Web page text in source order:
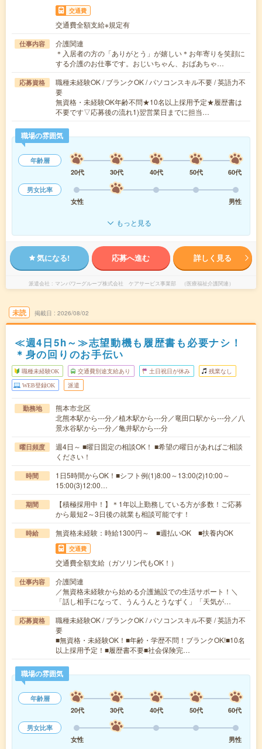
交通費
交通費全額支給※規定有
仕事内容
介護関連
＊入居者の方の「ありがとう」が嬉しい＊お年寄りを笑顔に
する介護のお仕事です。おじいちゃん、おばあちゃ…
応募資格
職種未経験OK / ブランクOK / パソコンスキル不要 / 英語力不
要
無資格・未経験OK年齢不問★10名以上採用予定★履歴書は
不要です▽応募後の流れ1)翌営業日までに担当…
職場の雰囲気
年齢層
20代
30代 40代 50代
60代
男女比率
女性
男性
もっと見る
気になる! 応募へ進む 詳しく見る
派遣会社 マンパワーグループ株式会社 ケアサービス事業部 （医療福祉介護関連）
未読 掲載日 2026/08/02
≪週4日5h～≫志望動機も履歴書も必要ナシ！
＊身の回りのお手伝い
職種未経験OK 交通費別途支給あり 土日祝日が休み 残業なし
WEB登録OK 派遣
勤務地
熊本市北区
北熊本駅から---分／植木駅から---分／竜田口駅から---分／八
景水谷駅から---分／亀井駅から---分
曜日頻度
週4日～ ■曜日固定の相談OK！ ■希望の曜日があればご相談
ください！
時間
1日5時間からOK！■シフト例(1)8:00～13:00(2)10:00～
15:00(3)12:00…
期間
【積極採用中！】＊1年以上勤務している方が多数！ご応募
から最短2～3日後の就業も相談可能です！
時給 無資格未経験：時給1300円～ ■週払いOK ■扶養内OK
交通費
交通費全額支給（ガソリン代もOK！）
仕事内容
介護関連
／無資格未経験から始める介護施設での生活サポート！＼
「話し相手になって、うんうんとうなずく」「天気が…
応募資格
職種未経験OK / ブランクOK / パソコンスキル不要 / 英語力不
要
■無資格・未経験OK！■年齢・学歴不問！ブランクOK!■10名
以上採用予定！■履歴書不要■社会保険完…
職場の雰囲気
年齢層
20代
30代 40代 50代
60代
男女比率
女性
男性